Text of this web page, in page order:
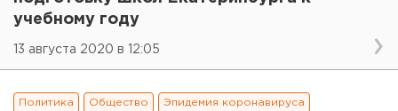
учебному году
13 августа 2020 в 12:05
Политика Общество Эпидемия коронавируса